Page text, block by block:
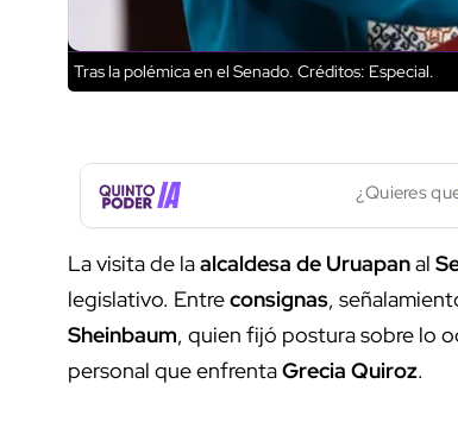
Tras la polémica en el Senado. Créditos: Especial.
¿Quieres
La visita de laalcaldesa de Uruapanal
legislativo. Entreconsignas,
Sheinbaum, quien fijó postura sobre lo
personal que enfrentaGrecia Quiroz.